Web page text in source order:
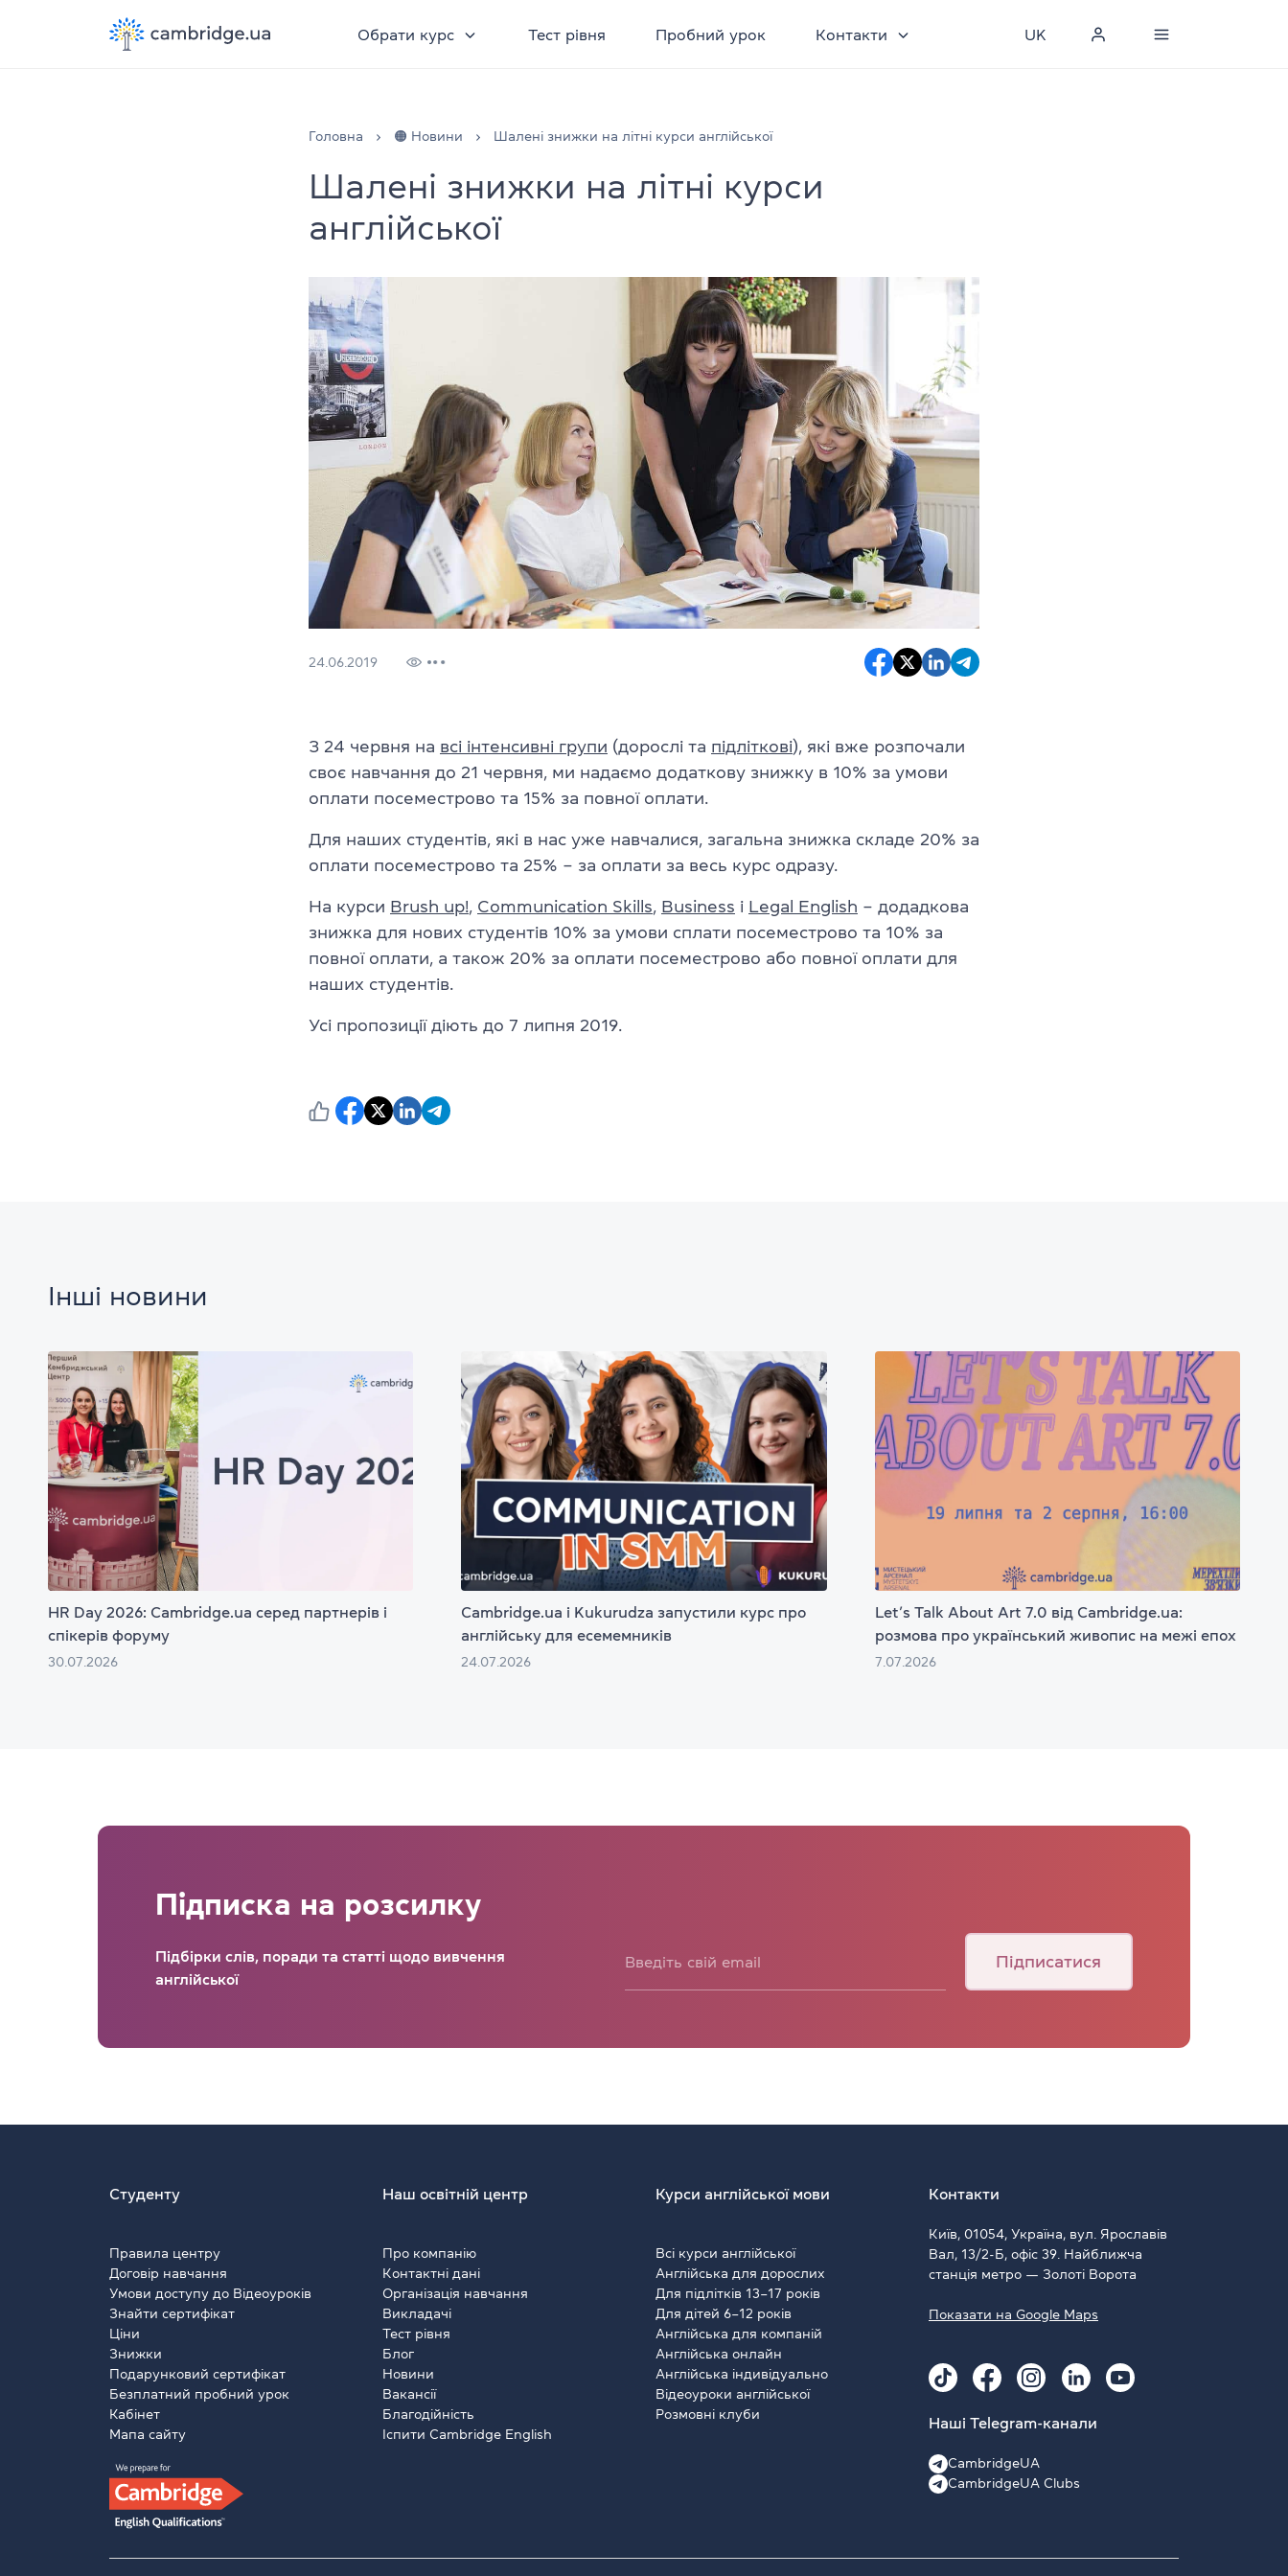
Обрати курс Тест рівня Пробний урок Контакти UK
Головна 🟠 Новини Шалені знижки на літні курси англійської
Шалені знижки на літні курси
англійської
24.06.2019
З 24 червня на всі інтенсивні групи (дорослі та підліткові), які вже розпочали
своє навчання до 21 червня, ми надаємо додаткову знижку в 10% за умови
оплати посеместрово та 15% за повної оплати.
Для наших студентів, які в нас уже навчалися, загальна знижка складе 20% за
оплати посеместрово та 25% – за оплати за весь курс одразу.
На курси Brush up!, Communication Skills, Business і Legal English – додадкова
знижка для нових студентів 10% за умови сплати посеместрово та 10% за
повної оплати, а також 20% за оплати посеместрово або повної оплати для
наших студентів.
Усі пропозиції діють до 7 липня 2019.
Інші новини
HR Day 2026: Cambridge.ua серед партнерів і
спікерів форуму
30.07.2026
Cambridge.ua і Kukurudza запустили курс про
англійську для есемемників
24.07.2026
Let’s Talk About Art 7.0 від Cambridge.ua:
розмова про український живопис на межі епох
7.07.2026
Підписка на розсилку
Підбірки слів, поради та статті щодо вивчення
англійської
Підписатися
Студенту
Правила центру
Договір навчання
Умови доступу до Відеоуроків
Знайти сертифікат
Ціни
Знижки
Подарунковий сертифікат
Безплатний пробний урок
Кабінет
Мапа сайту
Наш освітній центр
Про компанію
Контактні дані
Організація навчання
Викладачі
Тест рівня
Блог
Новини
Вакансії
Благодійність
Іспити Cambridge English
Курси англійської мови
Всі курси англійської
Англійська для дорослих
Для підлітків 13–17 років
Для дітей 6–12 років
Англійська для компаній
Англійська онлайн
Англійська індивідуально
Відеоуроки англійської
Розмовні клуби
Контакти
Київ, 01054, Україна, вул. Ярославів
Вал, 13/2-Б, офіс 39. Найближча
станція метро — Золоті Ворота
Показати на Google Maps
Наші Telegram-канали
CambridgeUA
CambridgeUA Clubs